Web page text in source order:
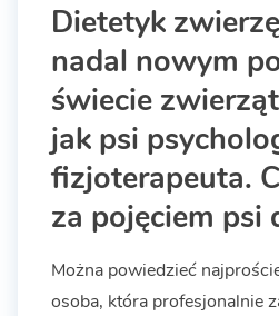
Dietetyk
nadal nowym
świecie
jak psi
fizjoterapeuta.
za pojęciem psi
Można powiedzieć
osoba, która profesjonalnie